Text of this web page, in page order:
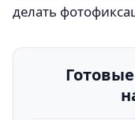
делать